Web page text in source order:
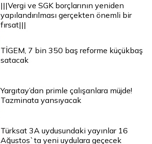
|||Vergi ve SGK borçlarının yeniden
yapılandırılması gerçekten önemli bir
fırsat|||
TİGEM, 7 bin 350 baş reforme küçükbaş
satacak
Yargıtay’dan primle çalışanlara müjde!
Tazminata yansıyacak
Türksat 3A uydusundaki yayınlar 16
Ağustos`ta yeni uydulara geçecek